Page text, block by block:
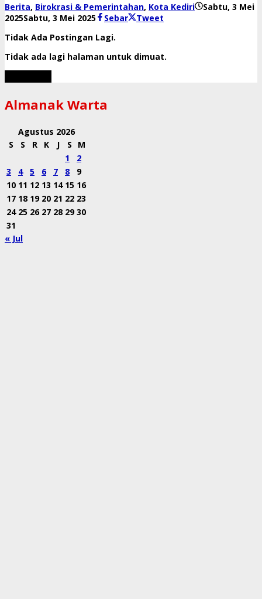
Berita, Birokrasi & Pemerintahan, Kota Kediri
Sabtu, 3 Mei
2025Sabtu, 3 Mei 2025olehSebar
Tweet
Tidak Ada Postingan Lagi.
Tidak ada lagi halaman untuk dimuat.
Almanak Warta
Agustus 2026
S
S R K J S
M
1
2
3
4 5 6 7 8
9
10 11 12 13 14 15 16
17 18 19 20 21 22 23
24 25 26 27 28 29 30
31
« Jul